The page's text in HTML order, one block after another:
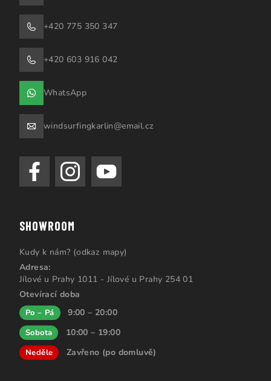
+420 775 350 347
+420 603 916 042
WhatsApp
windsurfingkarlin@email.cz
SHOWROOM
Kudy k nám? (odkaz mapy)
Adresa:
Jílové u Prahy 1011 - Jílové u Prahy 254 01
Otevírací doba
Po – Pá 9:00 – 20:00
Sobota 10:00 – 19:00
Neděle Zavřeno (po domluvě)